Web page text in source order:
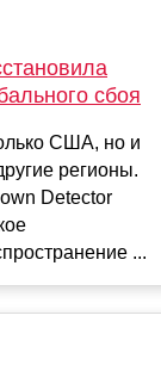
сбоя
США, но и
регионы.
Detector
...